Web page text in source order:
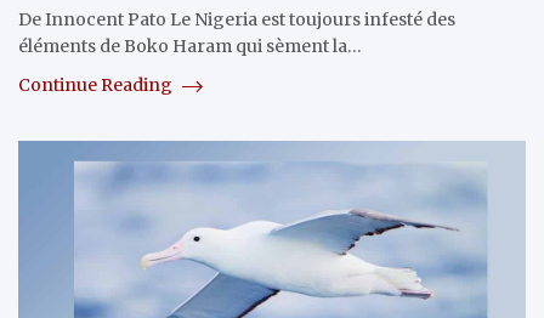
De Innocent Pato Le Nigeria est toujours infesté des
éléments de Boko Haram qui sèment la…
Continue Reading